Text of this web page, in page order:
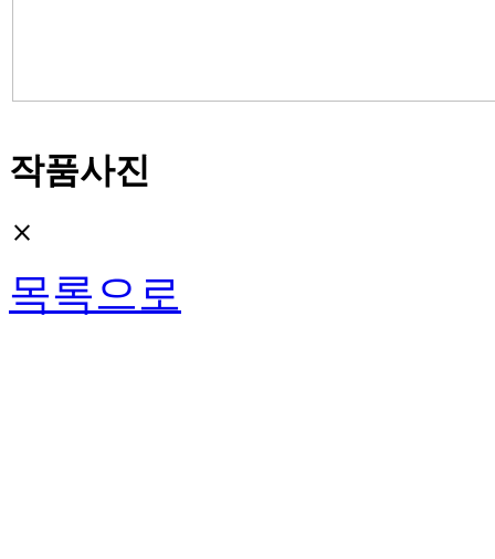
작품사진
close
목록으로